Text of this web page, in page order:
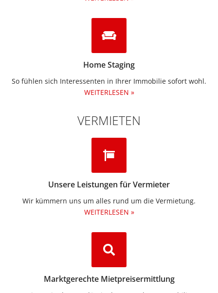
Home Staging
So fühlen sich Interessenten in Ihrer Immobilie sofort wohl.
WEITERLESEN »
VERMIETEN
Unsere Leistungen für Vermieter
Wir kümmern uns um alles rund um die Vermietung.​
WEITERLESEN »
Marktgerechte Mietpreisermittlung